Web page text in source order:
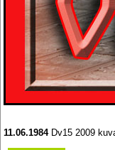
11.06.1984Dv15 2009